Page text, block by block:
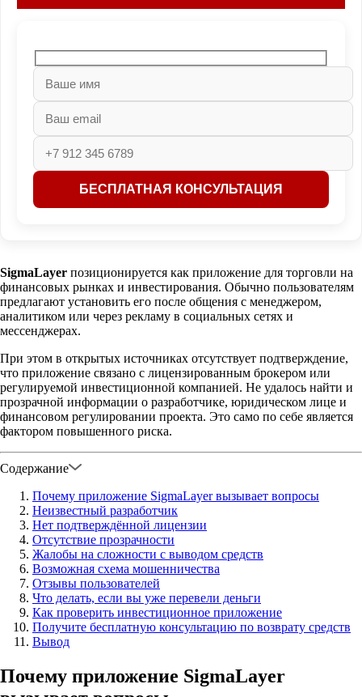
SigmaLayer позиционируется как приложение для торговли на
финансовых рынках и инвестирования. Обычно пользователям
предлагают установить его после общения с менеджером,
аналитиком или через рекламу в социальных сетях и
мессенджерах.
При этом в открытых источниках отсутствует подтверждение,
что приложение связано с лицензированным брокером или
регулируемой инвестиционной компанией. Не удалось найти и
прозрачной информации о разработчике, юридическом лице и
финансовом регулировании проекта. Это само по себе является
фактором повышенного риска.
Содержание
Почему приложение SigmaLayer вызывает вопросы
Неизвестный разработчик
Нет подтверждённой лицензии
Отсутствие прозрачности
Жалобы на сложности с выводом средств
Возможная схема мошенничества
Отзывы пользователей
Что делать, если вы уже перевели деньги
Как проверить инвестиционное приложение
Получите бесплатную консультацию по возврату средств
Вывод
Почему приложение SigmaLayer